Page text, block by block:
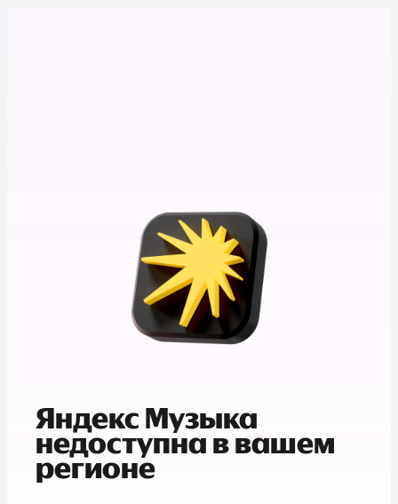
Яндекс Музыка
недоступна в вашем
регионе